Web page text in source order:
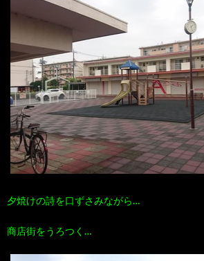
夕焼けの詩を口ずさみながら…
商店街をうろつく…